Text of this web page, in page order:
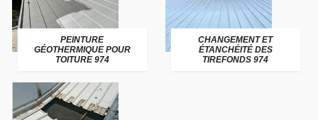
PEINTURE
GÉOTHERMIQUE POUR
TOITURE 974
CHANGEMENT ET
ÉTANCHÉITÉ DES
TIREFONDS 974